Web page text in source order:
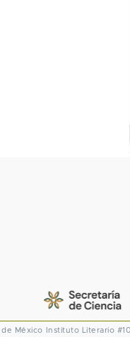
México Instituto Literario